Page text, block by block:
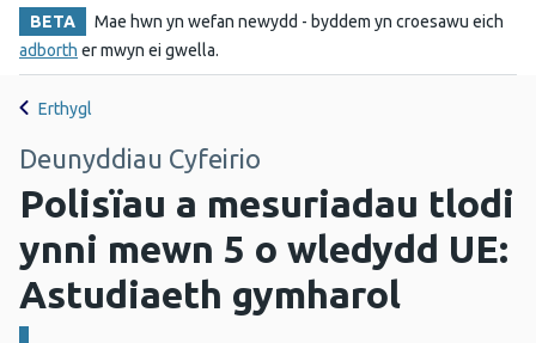
BETA
Mae hwn yn wefan newydd - byddem yn croesawu eich
adborth er mwyn ei gwella.
Erthygl
Deunyddiau Cyfeirio
Polisïau a mesuriadau tlodi
ynni mewn 5 o wledydd UE:
Astudiaeth gymharol